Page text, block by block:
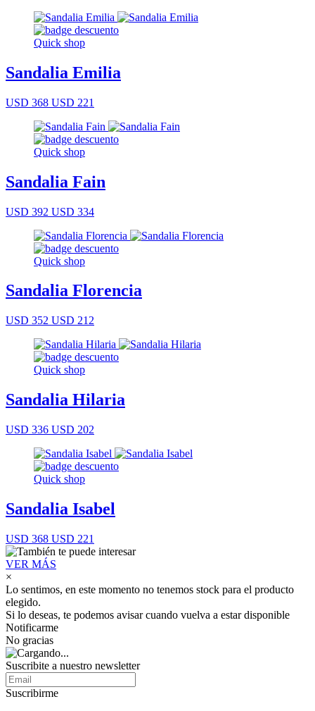
Quick shop
Sandalia Emilia
USD 368 USD 221
Quick shop
Sandalia Fain
USD 392 USD 334
Quick shop
Sandalia Florencia
USD 352 USD 212
Quick shop
Sandalia Hilaria
USD 336 USD 202
Quick shop
Sandalia Isabel
USD 368 USD 221
VER MÁS
×
Lo sentimos, en este momento no tenemos stock para el producto
elegido.
Si lo deseas, te podemos avisar cuando vuelva a estar disponible
Notificarme
No gracias
Suscribite a nuestro newsletter
Suscribirme